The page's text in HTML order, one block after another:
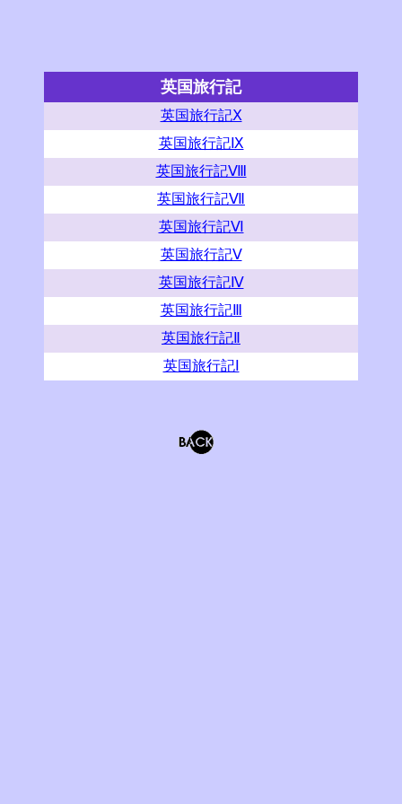
英国旅行記
英国旅行記Ⅹ
英国旅行記Ⅸ
英国旅行記Ⅷ
英国旅行記Ⅶ
英国旅行記Ⅵ
英国旅行記Ⅴ
英国旅行記Ⅳ
英国旅行記Ⅲ
英国旅行記Ⅱ
英国旅行記Ⅰ